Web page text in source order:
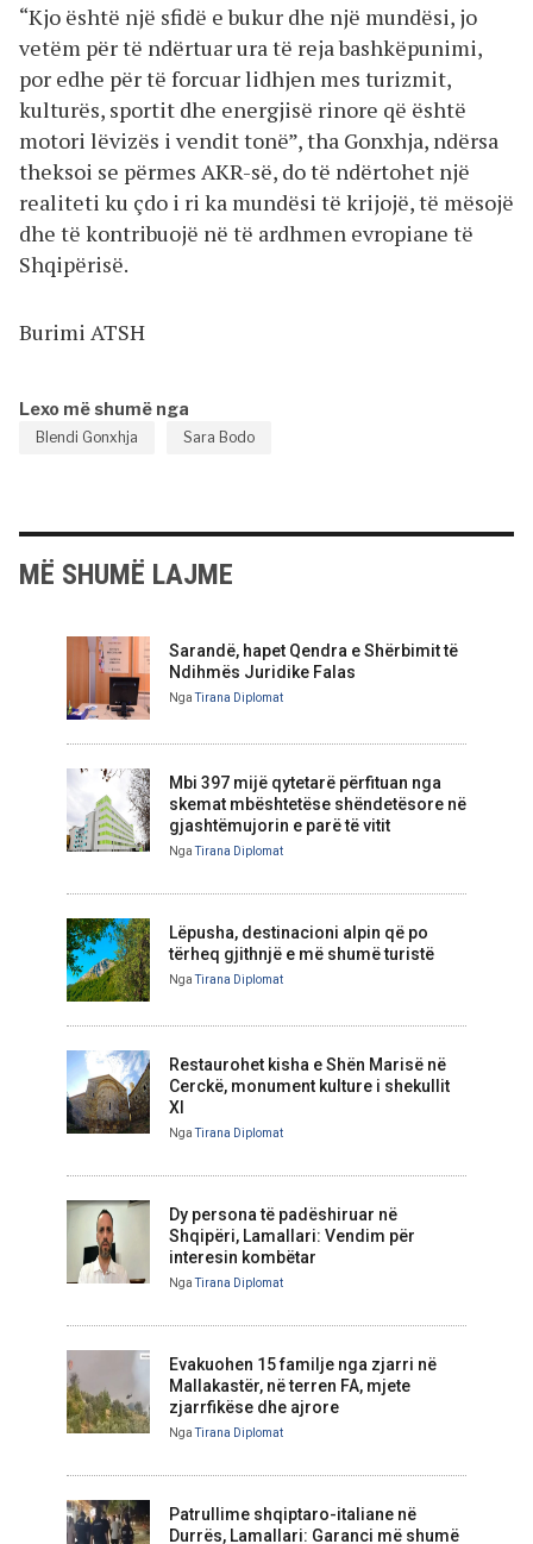
“Kjo është një sfidë e bukur dhe një mundësi, jo
vetëm për të ndërtuar ura të reja bashkëpunimi,
por edhe për të forcuar lidhjen mes turizmit,
kulturës, sportit dhe energjisë rinore që është
motori lëvizës i vendit tonë”, tha Gonxhja, ndërsa
theksoi se përmes AKR-së, do të ndërtohet një
realiteti ku çdo i ri ka mundësi të krijojë, të mësojë
dhe të kontribuojë në të ardhmen evropiane të
Shqipërisë.
Burimi ATSH
Lexo më shumë nga
Blendi Gonxhja Sara Bodo
MË SHUMË LAJME
Sarandë, hapet Qendra e Shërbimit të
Ndihmës Juridike Falas
NgaTirana Diplomat
Mbi 397 mijë qytetarë përfituan nga
skemat mbështetëse shëndetësore në
gjashtëmujorin e parë të vitit
NgaTirana Diplomat
Lëpusha, destinacioni alpin që po
tërheq gjithnjë e më shumë turistë
NgaTirana Diplomat
Restaurohet kisha e Shën Marisë në
Cerckë, monument kulture i shekullit
XI
NgaTirana Diplomat
Dy persona të padëshiruar në
Shqipëri, Lamallari: Vendim për
interesin kombëtar
NgaTirana Diplomat
Evakuohen 15 familje nga zjarri në
Mallakastër, në terren FA, mjete
zjarrfikëse dhe ajrore
NgaTirana Diplomat
Patrullime shqiptaro-italiane në
Durrës, Lamallari: Garanci më shumë